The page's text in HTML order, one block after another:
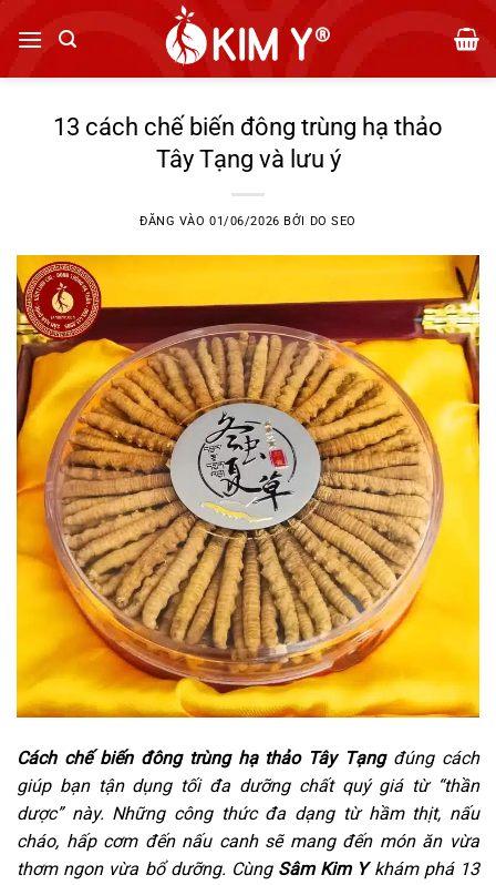
qua
13 cách chế biến đông trùng hạ thảo
Tây Tạng và lưu ý
ĐĂNG VÀO01/06/2026 BỞI DO SEO
Cách chế biến đông trùng hạ thảo Tây Tạngđúng cách
giúp bạn tận dụng tối đa dưỡng chất quý giá từ “thần
dược” này. Những công thức đa dạng từ hầm thịt, nấu
cháo, hấp cơm đến nấu canh sẽ mang đến món ăn vừa
thơm ngon vừa bổ dưỡng. Cùng Sâm Kim Ykhám phá 13